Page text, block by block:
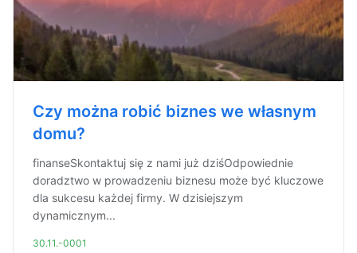
Czy można robić biznes we własnym
domu?
finanseSkontaktuj się z nami już dziśOdpowiednie
doradztwo w prowadzeniu biznesu może być kluczowe
dla sukcesu każdej firmy. W dzisiejszym
dynamicznym...
30.11.-0001